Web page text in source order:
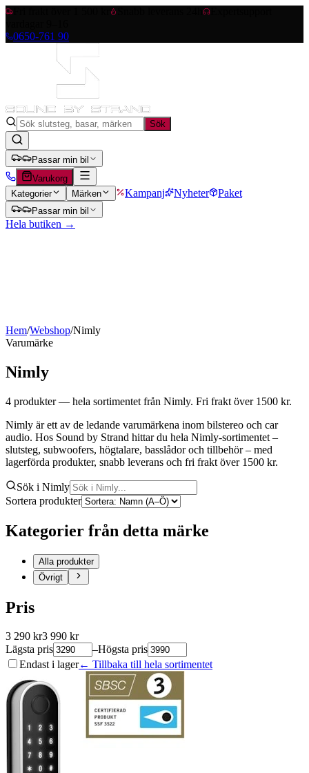
0650-761 90
Sök
Passar min bil
Varukorg
Kategorier
Märken Kampanj Nyheter Paket
Passar min bil
Hela butiken →
Hem/Webshop/Nimly
Varumärke
Nimly
4 produkter— hela sortimentet från Nimly. Fri frakt över 1500 kr.
Nimly är ett av de ledande varumärkena inom bilstereo och car
audio. Hos Sound by Strand hittar du hela Nimly-sortimentet –
slutsteg, subwoofers, högtalare, basslådor och tillbehör – med
lagerförda produkter, snabb leverans och fri frakt över 1500 kr.
Sök i Nimly
Sortera produkter
Kategorier från detta märke
Alla produkter
Övrigt
Pris
3 290 kr3 990 kr
Lägsta pris
–Högsta pris
Endast i lager← Tillbaka till hela sortimentet